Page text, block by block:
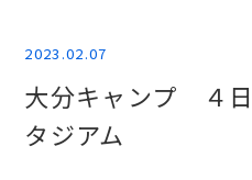
2023.02.07
大分キャンプ ４
タジアム